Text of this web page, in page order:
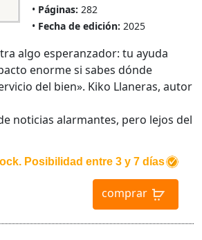
Páginas: 282
Fecha de edición: 2025
Posibilidad entre 3 y 7 días
comprar
algo esperanzador: tu ayuda
enorme si sabes dónde
del bien». Kiko Llaneras, autor
noticias alarmantes, pero lejos del